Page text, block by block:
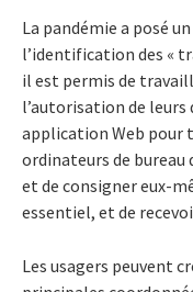
La pandémie a posé
l’identification des «
il est permis de
l’autorisation de leurs
application Web
ordinateurs de bureau
et de consigner eux-
essentiel, et de
Les usagers peuvent